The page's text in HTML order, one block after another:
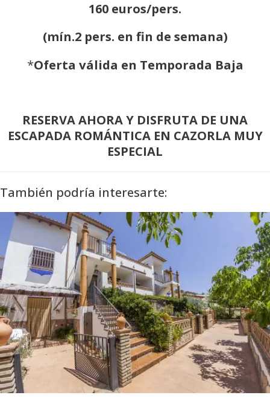
160 euros/pers.
(mín.2 pers. en fin de semana)
*Oferta válida en Temporada Baja
RESERVA AHORA Y DISFRUTA DE UNA
ESCAPADA ROMÁNTICA EN CAZORLA MUY
ESPECIAL
También podría interesarte: